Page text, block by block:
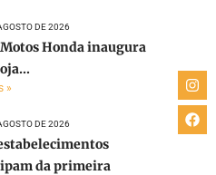
DE 2026
Honda inaugura
»
DE 2026
da primeira